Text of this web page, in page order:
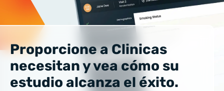
Proporcione a Clinicas
necesitan y vea cómo su
estudio alcanza el éxito.